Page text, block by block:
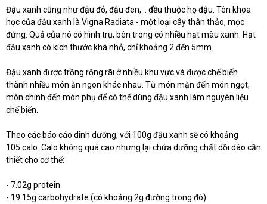
Đậu xanh cũng như đậu đỏ, đậu đen,... đều thuộc họ đậu. Tên khoa
học của đậu xanh là Vigna Radiata - một loại cây thân thảo, mọc
đứng. Quả của nó có hình trụ, bên trong có nhiều hạt màu xanh. Hạt
đậu xanh có kích thước khá nhỏ, chỉ khoảng 2 đến 5mm.
Đậu xanh được trồng rộng rãi ở nhiều khu vực và được chế biến
thành nhiều món ăn ngon khác nhau. Từ món mặn đến món ngọt,
món chính đến món phụ để có thể dùng đậu xanh làm nguyên liệu
chế biến.
Theo các báo cáo dinh dưỡng, với 100g đậu xanh sẽ có khoảng
105 calo. Calo không quá cao nhưng lại chứa dưỡng chất dồi dào cần
thiết cho cơ thể:
- 7.02g protein
- 19.15g carbohydrate (có khoảng 2g đường trong đó)